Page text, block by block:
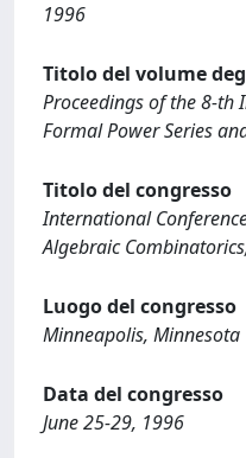
1996
Titolo del volume
Proceedings of the 8-th
Formal Power Series
Titolo del congresso
International
Algebraic
Luogo del congresso
Minneapolis, Minnesota
Data del congresso
June 25-29, 1996